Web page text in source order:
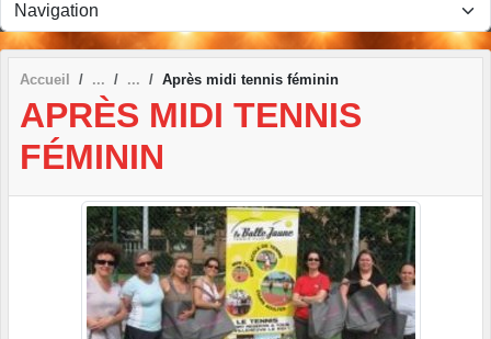
Accueil Après midi tennis féminin
APRÈS MIDI TENNIS
FÉMININ